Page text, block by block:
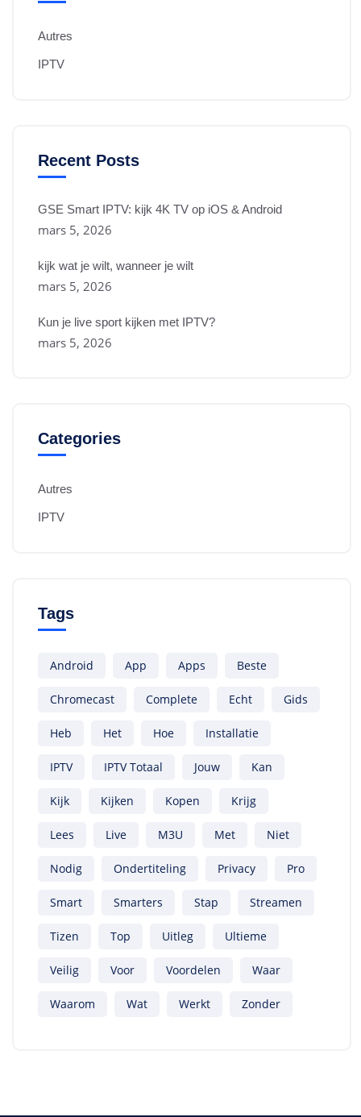
Autres
IPTV
Recent Posts
GSE Smart IPTV: kijk 4K TV op iOS & Android
mars 5, 2026
kijk wat je wilt, wanneer je wilt
mars 5, 2026
Kun je live sport kijken met IPTV?
mars 5, 2026
Categories
Autres
IPTV
Tags
Android App Apps Beste
Chromecast Complete Echt Gids
Heb Het Hoe Installatie
IPTV IPTV Totaal Jouw Kan
Kijk Kijken Kopen Krijg
Lees Live M3U Met Niet
Nodig Ondertiteling Privacy Pro
Smart Smarters Stap Streamen
Tizen Top Uitleg Ultieme
Veilig Voor Voordelen Waar
Waarom Wat Werkt Zonder